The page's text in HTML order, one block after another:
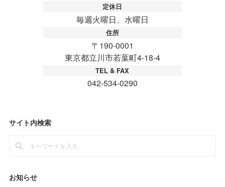
サイト内検索
お知らせ